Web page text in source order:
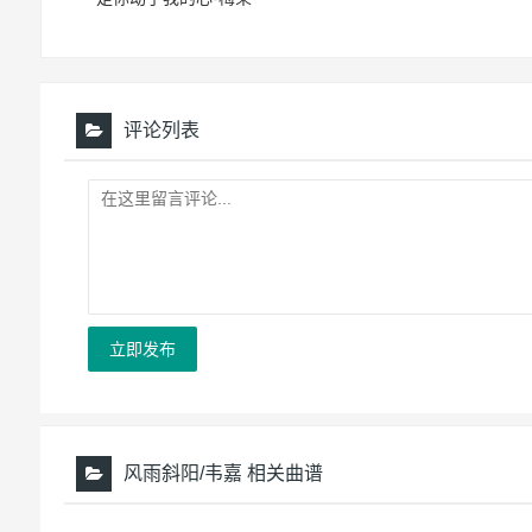
评论列表
立即发布
风雨斜阳/韦嘉 相关曲谱